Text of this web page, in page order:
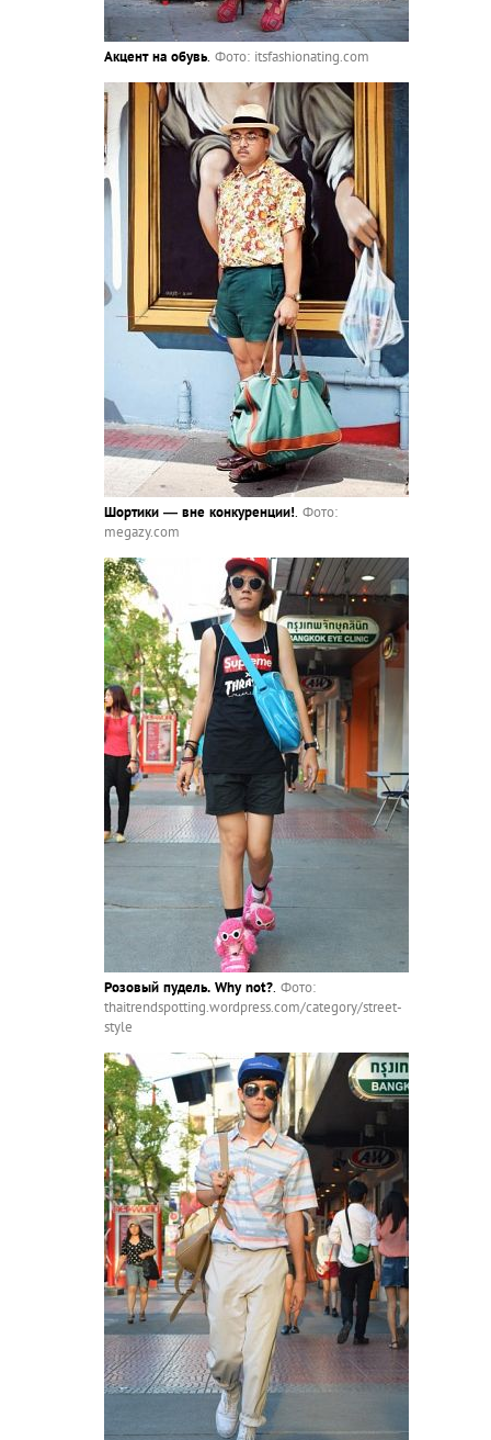
Акцент на обувь. Фото: itsfashionating.com
Шортики — вне конкуренции!. Фото:
megazy.com
Розовый пудель. Why not?. Фото:
thaitrendspotting.wordpress.com/category/street-
style